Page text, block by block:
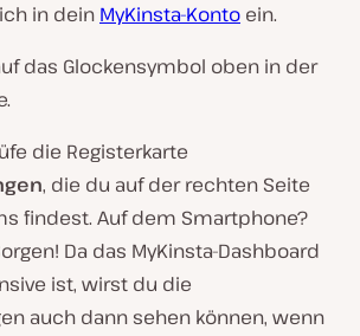
in dein MyKinsta-Konto ein.
das Glockensymbol oben in der
die Registerkarte
, die du auf der rechten Seite
findest. Auf dem Smartphone?
Da das MyKinsta-Dashboard
ist, wirst du die
auch dann sehen können, wenn